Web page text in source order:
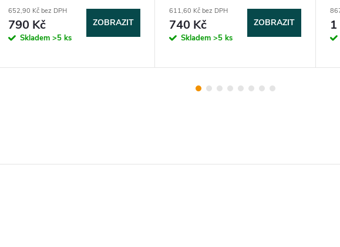
652,90 Kč bez DPH
790 Kč
Skladem >5 ks
ZOBRAZIT
611,60 Kč bez DPH
740 Kč
Skladem >5 ks
ZOBRAZIT